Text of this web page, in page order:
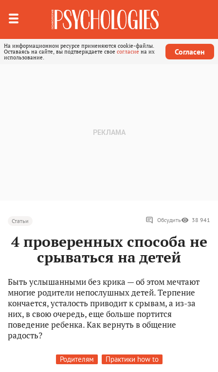
На информационном ресурсе применяются cookie-файлы.
Оставаясь на сайте, вы подтверждаете свое согласие на их
использование.
Согласен
Статьи Обсудить 38 941
4 проверенных способа не
срываться на детей
Быть услышанными без крика — об этом мечтают
многие родители непослушных детей. Терпение
кончается, усталость приводит к срывам, а из-за
них, в свою очередь, еще больше портится
поведение ребенка. Как вернуть в общение
радость?
Родителям Практики how to